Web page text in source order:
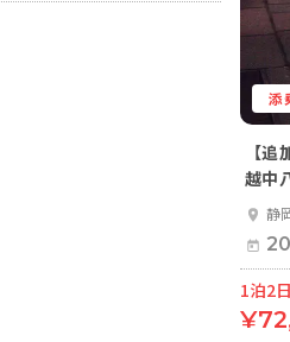
添
【
越中
静
1泊2